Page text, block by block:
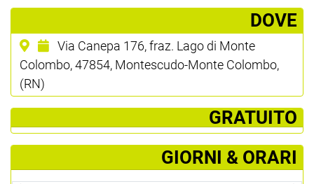
­DOVE
Via Canepa 176, fraz. Lago di Monte
Colombo, 47854, Montescudo-Monte Colombo,
(RN)
­ GRATUITO
GIORNI & ORARI